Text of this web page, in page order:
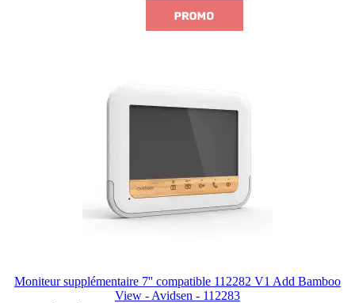
Moniteur supplémentaire 7'' compatible 112282 V1 Add Bamboo
View - Avidsen - 112283